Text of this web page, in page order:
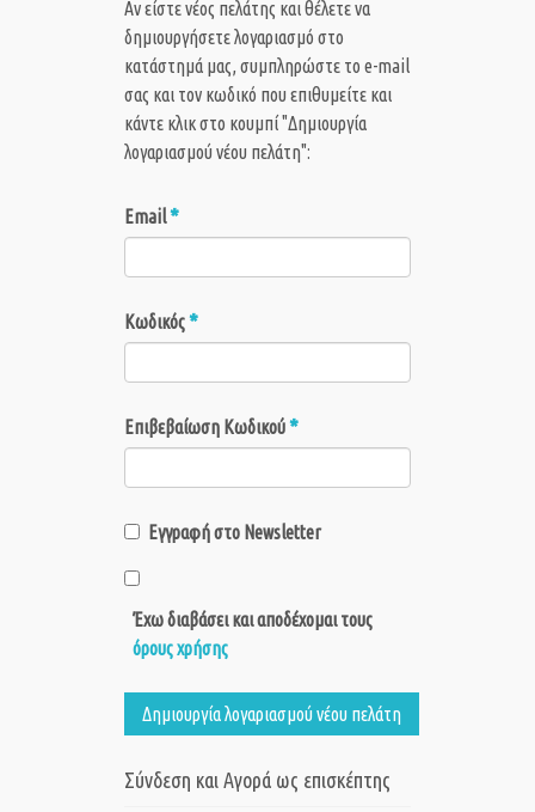
Αν είστε νέος πελάτης και θέλετε να
δημιουργήσετε λογαριασμό στο
κατάστημά μας, συμπληρώστε το e-mail
σας και τον κωδικό που επιθυμείτε και
κάντε κλικ στο κουμπί "Δημιουργία
λογαριασμού νέου πελάτη":
Email*
Κωδικός*
Επιβεβαίωση Κωδικού*
Εγγραφή στο Newsletter
Έχω διαβάσει και αποδέχομαι τους
όρους χρήσης
Δημιουργία λογαριασμού νέου πελάτη
Σύνδεση και Αγορά ως επισκέπτης